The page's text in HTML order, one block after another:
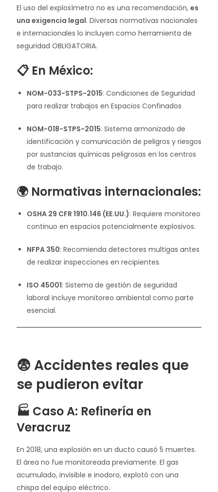
El uso del explosímetro no es una recomendación, es
una exigencia legal. Diversas normativas nacionales
e internacionales lo incluyen como herramienta de
seguridad OBLIGATORIA.
📋 En México:
NOM-033-STPS-2015: Condiciones de Seguridad
para realizar trabajos en Espacios Confinados
NOM-018-STPS-2015: Sistema armonizado de
identificación y comunicación de peligros y riesgos
por sustancias químicas peligrosas en los centros
de trabajo.
🌍 Normativas internacionales:
OSHA 29 CFR 1910.146 (EE.UU.): Requiere monitoreo
continuo en espacios potencialmente explosivos.
NFPA 350: Recomienda detectores multigas antes
de realizar inspecciones en recipientes.
ISO 45001: Sistema de gestión de seguridad
laboral incluye monitoreo ambiental como parte
esencial.
😨 Accidentes reales que
se pudieron evitar
🏭 Caso A: Refinería en
Veracruz
En 2018, una explosión en un ducto causó 5 muertes.
El área no fue monitoreada previamente. El gas
acumulado, invisible e inodoro, explotó con una
chispa del equipo eléctrico.